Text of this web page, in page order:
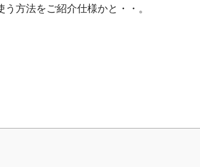
方法をご紹介仕様かと・・。